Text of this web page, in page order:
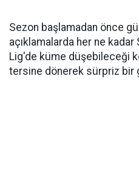
Sezon başlamadan önce
açıklamalarda her ne
Lig'de küme düşebileceği
tersine dönerek sürpriz bir